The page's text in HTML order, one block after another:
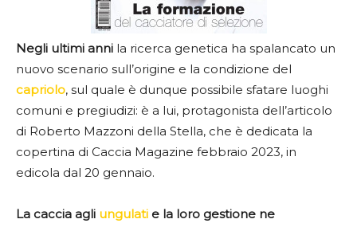
Negli ultimi anni la ricerca genetica ha spalancato un
nuovo scenario sull’origine e la condizione del
capriolo, sul quale è dunque possibile sfatare luoghi
comuni e pregiudizi: è a lui, protagonista dell’articolo
di Roberto Mazzoni della Stella, che è dedicata la
copertina di Caccia Magazine febbraio 2023, in
edicola dal 20 gennaio.
La caccia agli ungulati e la loro gestione ne